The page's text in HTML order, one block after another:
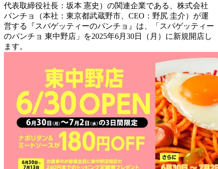
代表取締役社長：坂本 憲史）の関連企業である、株式会社
パンチョ（本社：東京都武蔵野市、CEO：野尻 圭介）が運
営する『スパゲッティーのパンチョ』は、「スパゲッティー
のパンチョ 東中野店」を2025年6月30日（月）に新規開店し
ます。